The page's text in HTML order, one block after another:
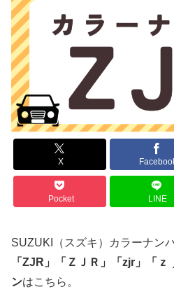
X
Pocket LINE
SUZUKI（スズキ）カラーナン
「 ZJR 」 「 ＺＪＲ」「zjr」「ｚ
ンはこちら。